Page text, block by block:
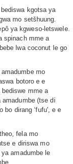
kgotsa ya
mo setšhuung.
ya kgweso-letswele.
spinach mme a
lwa coconut le go
mo
botoro e e
mme a
(tse di
bo dirang ‘fufu', e e
fela mo
e diriswa mo
amadumbe le